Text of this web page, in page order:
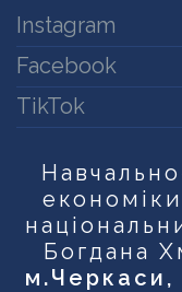
Instagram
Facebook
TikTok
Богдана
м.Черкаси,